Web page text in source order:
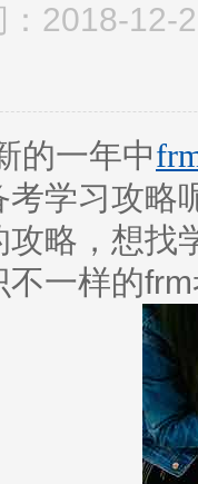
：2018-12-
的一年中
考学习攻略
攻略，想找
一样的frm